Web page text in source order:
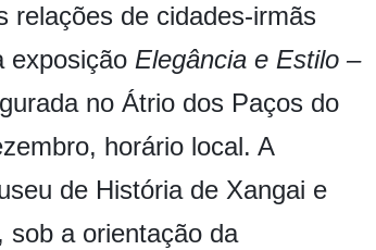
relações de cidades-irmãs
exposição Elegância e Estilo –
no Átrio dos Paços do
horário local. A
de História de Xangai e
sob a orientação da